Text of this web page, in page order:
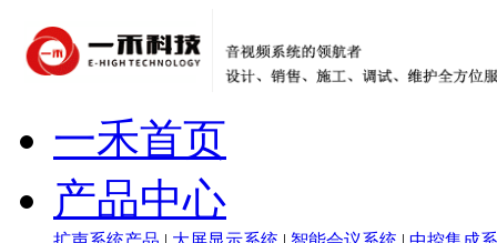
一禾首页
产品中心